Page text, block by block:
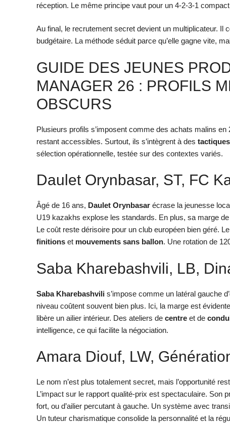
réception. Le même principe vaut pour un 4-2-3-1
Au final, le recrutement secret devient un multiplicateur. Il
budgétaire. La méthode séduit parce qu’elle gagne vite,
GUIDE DES JEUNES
MANAGER 26 : PROFILS
OBSCURS
Plusieurs profils s’imposent comme des achats malins
restant accessibles. Surtout, ils s’intègrent à des
sélection opérationnelle, testée sur des contextes variés.
Daulet Orynbasar, ST, FC
Âgé de 16 ans, Daulet Orynbasar écrase la jeunesse
U19 kazakhs explose les standards. En plus, sa marge
Le coût reste dérisoire pour un club européen bien géré.
finitions et mouvements sans ballon. Une rotation de
Saba Kharebashvili, LB,
Saba Kharebashvili s’impose comme un latéral gauche
niveau coûtent souvent bien plus. Ici, la marge est
libère un ailier intérieur. Des ateliers de centre et de
intelligence, ce qui facilite la négociation.
Amara Diouf, LW,
Le nom n’est plus totalement secret, mais l’opportunité
L’impact sur le rapport qualité-prix est spectaculaire. Son
fort, ou d’ailier percutant à gauche. Un système avec
Un tuteur charismatique consolide la personnalité et la